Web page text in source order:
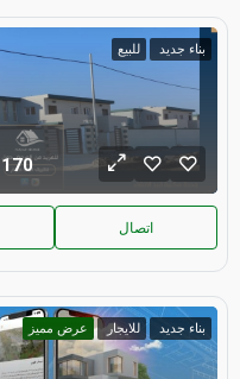
بناء جديد للبيع
170
اتصال
بناء جديد للايجار عرض مميز